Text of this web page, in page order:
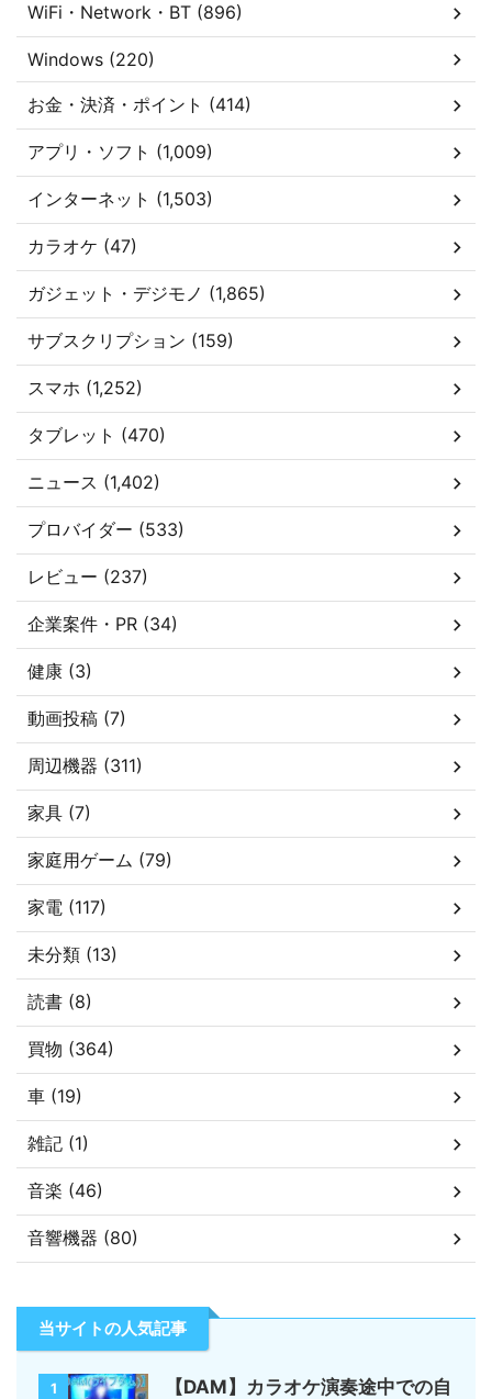
WiFi・Network・BT (896)
Windows (220)
お金・決済・ポイント (414)
アプリ・ソフト (1,009)
インターネット (1,503)
カラオケ (47)
ガジェット・デジモノ (1,865)
サブスクリプション (159)
スマホ (1,252)
タブレット (470)
ニュース (1,402)
プロバイダー (533)
レビュー (237)
企業案件・PR (34)
健康 (3)
動画投稿 (7)
周辺機器 (311)
家具 (7)
家庭用ゲーム (79)
家電 (117)
未分類 (13)
読書 (8)
買物 (364)
車 (19)
雑記 (1)
音楽 (46)
音響機器 (80)
当サイトの人気記事
1
【DAM】カラオケ演奏途中での自